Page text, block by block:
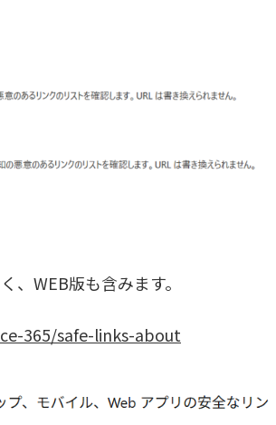
、WEB版も含みます。
365/safe-links-about